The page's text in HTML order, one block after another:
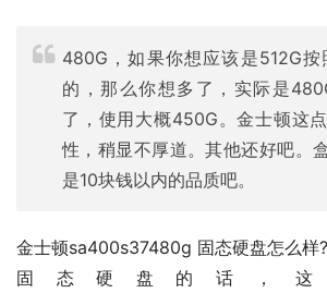
480G，如果你想应该是512G
的，那么你想多了，实际是
了，使用大概450G。金士顿这
性，稍显不厚道。其他还好吧。
是10块钱以内的品质吧。
金士顿sa400s37480g 固态硬盘怎么样
固态硬盘的话，这